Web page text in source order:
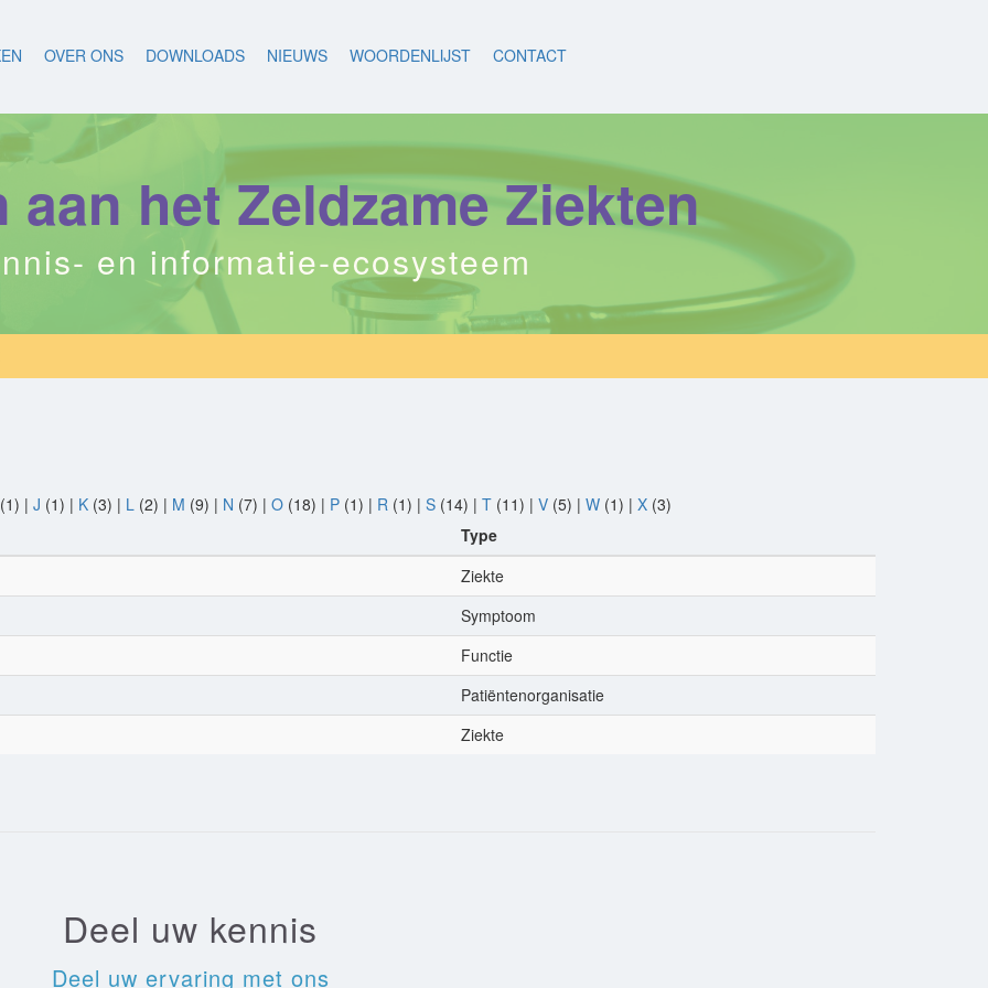
OVER ONS DOWNLOADS NIEUWS WOORDENLIJST CONTACT
aan het Zeldzame Ziekten
en informatie-ecosysteem
(1) | J (1) | K (3) | L (2) | M (9) | N (7) | O (18) | P (1) | R (1) | S (14) | T (11) | V (5) | W (1) | X (3)
Type
Ziekte
Symptoom
Functie
Patiëntenorganisatie
Ziekte
Deel uw kennis
Deel uw ervaring met ons